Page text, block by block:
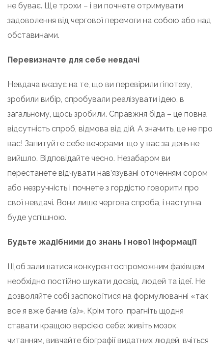
не буває. Ще трохи – і ви почнете отримувати
задоволення від чергової перемоги на собою або над
обставинами.
Перевизначте для себе невдачі
Невдача вказує на те, що ви перевірили гіпотезу,
зробили вибір, спробували реалізувати ідею, в
загальному, щось зробили. Справжня біда – це повна
відсутність спроб, відмова від дій. А значить, це не про
вас! Запитуйте себе вечорами, що у вас за день не
вийшло. Відповідайте чесно. Незабаром ви
перестанете відчувати нав’язувані оточенням сором
або незручність і почнете з гордістю говорити про
свої невдачі. Вони лише чергова спроба, і наступна
буде успішною.
Будьте жадібними до знань і нової інформації
Щоб залишатися конкурентоспроможним фахівцем,
необхідно постійно шукати досвід, людей та ідеї. Не
дозволяйте собі заспокоїтися на формулюванні «так
все я вже бачив (а)». Крім того, прагніть щодня
ставати кращою версією себе: живіть мозок
читанням, вивчайте біографії видатних людей, вчіться